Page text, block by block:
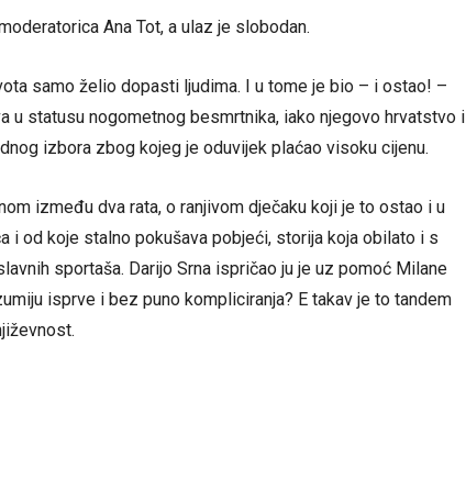
Ana Tot, a ulaz je slobodan.
samo želio dopasti ljudima. I u tome je bio – i ostao! –
u statusu nogometnog besmrtnika, iako njegovo hrvatstvo i
izbora zbog kojeg je oduvijek plaćao visoku cijenu.
između dva rata, o ranjivom dječaku koji je to ostao i u
i od koje stalno pokušava pobjeći, storija koja obilato i s
sportaša. Darijo Srna ispričao ju je uz pomoć Milane
isprve i bez puno kompliciranja? E takav je to tandem